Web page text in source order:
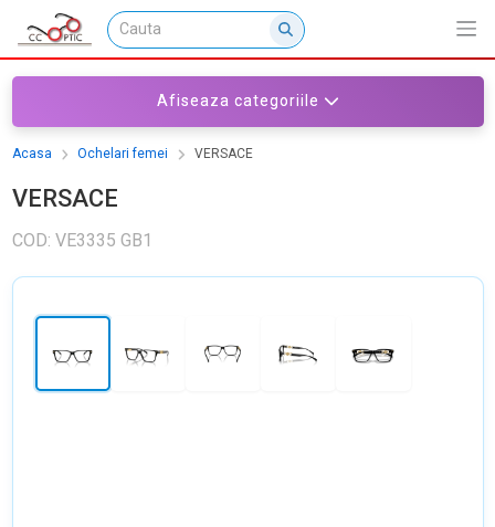
Afiseaza categoriile
Acasa Ochelari femei VERSACE
VERSACE
COD: VE3335 GB1